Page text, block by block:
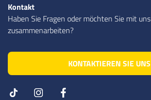
Kontakt
Haben Sie Fragen oder möchten Sie mit uns
zusammenarbeiten?
KONTAKTIEREN SIE UNS